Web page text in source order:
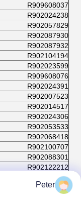
R909608037
R902024238
R902057829
R902087930
R902087932
R902104194
R902023599
R909608076
R902024391
R902007523
R902014517
R902024306
R902053533
R902068418
R902100707
R902088301
R902122212
R902061086
R902024331
Peter